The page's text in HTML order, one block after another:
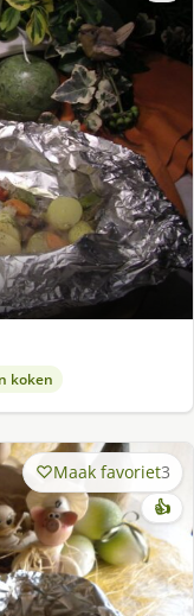
koken
Maak favoriet3
👍